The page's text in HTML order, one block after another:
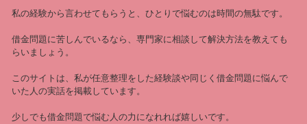
私の経験から言わせてもらうと、ひとりで悩むのは時間の無駄です。
借金問題に苦しんでいるなら、専門家に相談して解決方法を教えても
らいましょう。
このサイトは、私が任意整理をした経験談や同じく借金問題に悩んで
いた人の実話を掲載しています。
少しでも借金問題で悩む人の力になれれば嬉しいです。